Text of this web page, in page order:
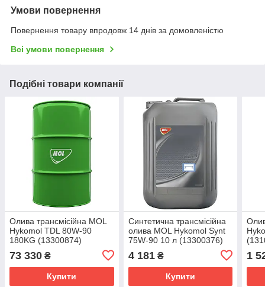
Умови повернення
Повернення товару впродовж 14 днів за домовленістю
Всі умови повернення
Подібні товари компанії
Олива трансмісійна MOL
Hykomol TDL 80W-90
180KG (13300874)
73 330 ₴
Купити
Синтетична трансмісійна
олива MOL Hykomol Synt
75W-90 10 л (13300376)
4 181₴
Купити
1